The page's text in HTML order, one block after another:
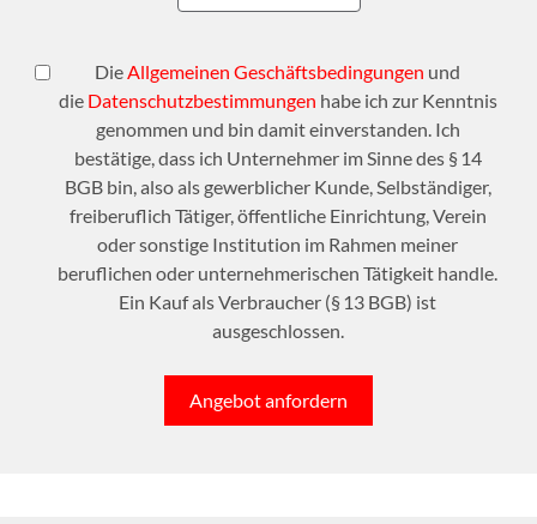
DieAllgemeinen Geschäftsbedingungen und
die Datenschutzbestimmungen habe ich zur Kenntnis
genommen und bin damit einverstanden. Ich
bestätige, dass ich Unternehmer im Sinne des § 14
BGB bin, also als gewerblicher Kunde, Selbständiger,
freiberuflich Tätiger, öffentliche Einrichtung, Verein
oder sonstige Institution im Rahmen meiner
beruflichen oder unternehmerischen Tätigkeit handle.
Ein Kauf als Verbraucher (§ 13 BGB) ist
ausgeschlossen.
Angebot anfordern